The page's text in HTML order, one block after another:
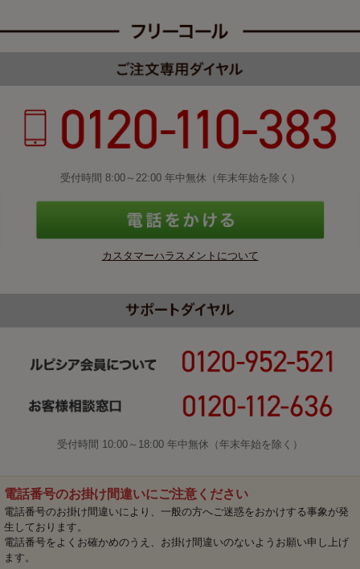
受付時間 8:00～22:00 年中無休（年末年始を除く）
カスタマーハラスメントについて
受付時間 10:00～18:00 年中無休（年末年始を除く）
電話番号のお掛け間違いにご注意ください
電話番号のお掛け間違いにより、一般の方へご迷惑をおかけする事象が発
生しております。
電話番号をよくお確かめのうえ、お掛け間違いのないようお願い申し上げ
ます。